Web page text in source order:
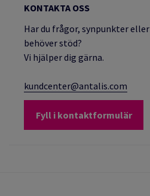
KONTAKTA OSS
Har du frågor, synpunkter eller
behöver stöd?
Vi hjälper dig gärna.
kundcenter@antalis.com
Fyll i kontaktformulär